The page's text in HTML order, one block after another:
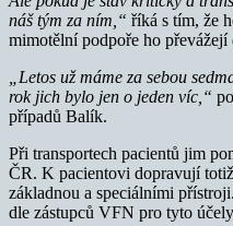
náš tým za ním,“ říká s tím, že
mimotělní podpoře ho
„Letos už máme za sebou
rok jich bylo jen o jeden víc,“
případů Balík.
Při transportech pacientů jim
ČR. K pacientovi dopravují
základnou a speciálními
dle zástupců VFN pro tyto